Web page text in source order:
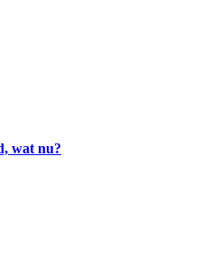
wat nu?